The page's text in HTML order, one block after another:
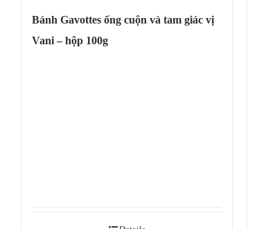
Bánh Gavottes ống cuộn và tam giác vị
Vani – hộp 100g